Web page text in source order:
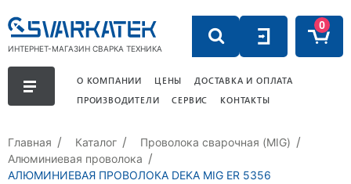
ИНТЕРНЕТ-МАГАЗИН СВАРКА ТЕХНИКА
0
О КОМПАНИИ ЦЕНЫ
ДОСТАВКА И ОПЛАТА
ПРОИЗВОДИТЕЛИ
СЕРВИС КОНТАКТЫ
Главная Каталог
Проволока сварочная (MIG)
Алюминиевая проволока
АЛЮМИНИЕВАЯ ПРОВОЛОКА DEKA MIG ER 5356